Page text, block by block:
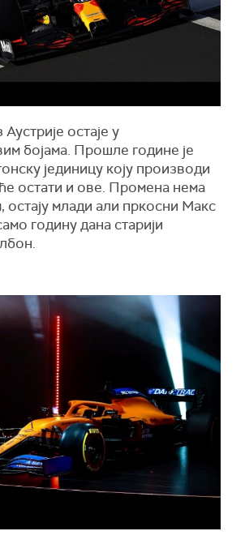
остаје у
бојама. Прошле године је
јединицу коју производи
остати и ове. Промена нема
остају млади али пркосни Макс
годину дана старији